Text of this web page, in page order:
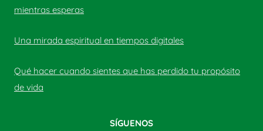
mientras esperas
Una mirada espiritual en tiempos digitales
Qué hacer cuando sientes que has perdido tu propósito
de vida
SÍGUENOS